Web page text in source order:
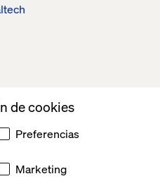
de cookies
Preferencias
Marketing